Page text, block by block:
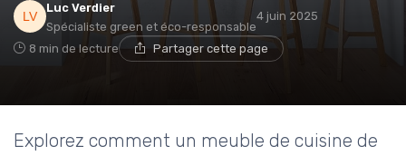
Luc Verdier
Spécialiste green et éco-responsable
4 juin 2025
8 min de lecture Partager cette page
Explorez comment un meuble de cuisine de